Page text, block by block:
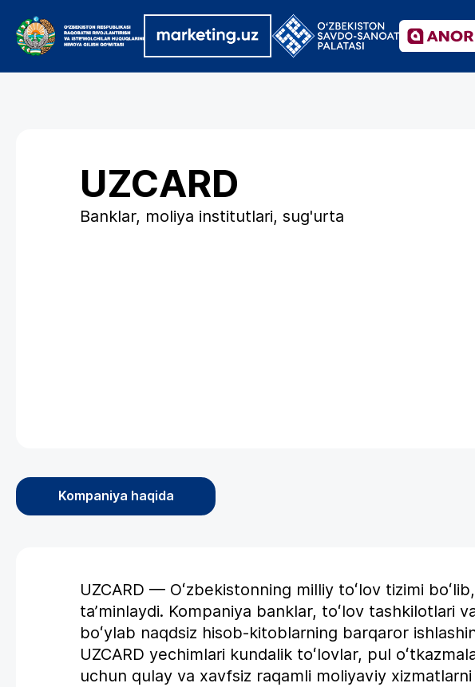
UZCARD
Banklar, moliya institutlari, sug'urta
Kompaniya haqida
UZCARD — Oʻzbekistonning milliy toʻlov tizimi
ta’minlaydi. Kompaniya banklar, toʻlov
boʻylab naqdsiz hisob-kitoblarning barqaror
UZCARD yechimlari kundalik toʻlovlar, pul
uchun qulay va xavfsiz raqamli moliyaviy